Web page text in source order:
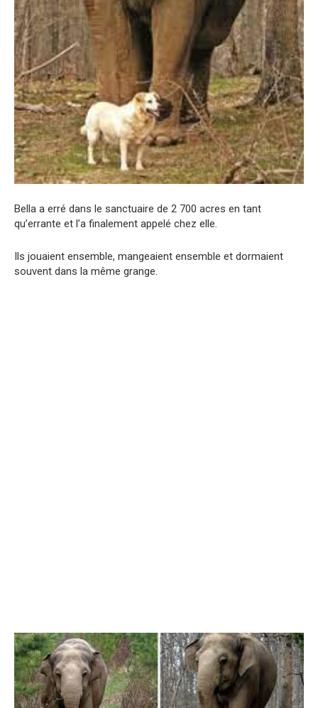
Bella a erré dans le sanctuaire de 2 700 acres en tant
qu’errante et l’a finalement appelé chez elle.
Ils jouaient ensemble, mangeaient ensemble et dormaient
souvent dans la même grange.